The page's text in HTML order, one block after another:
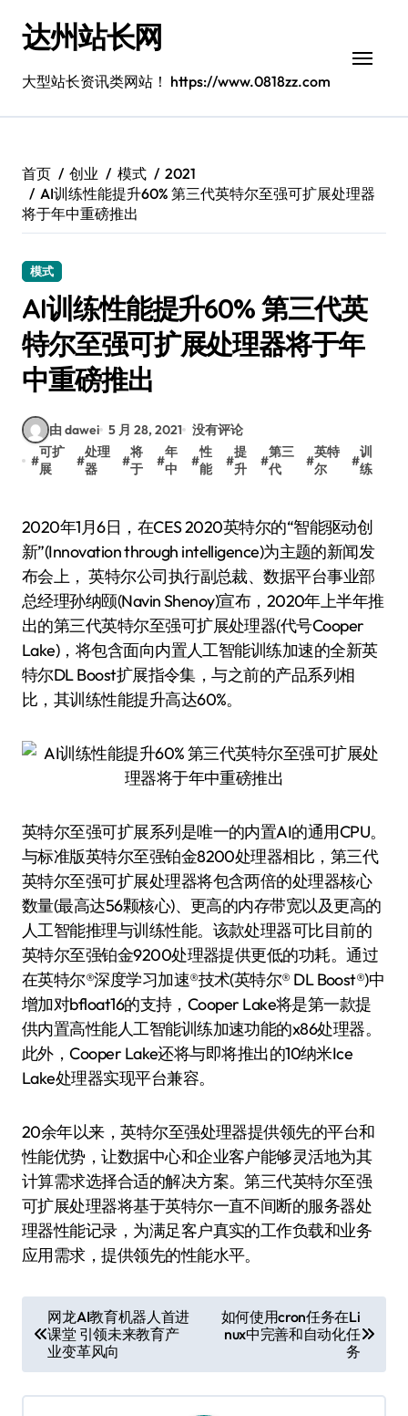
达州站长网
大型站长资讯类网站！ https://www.0818zz.com
首页 创业 模式
2021
AI训练性能提升60% 第三代英特尔至强可扩展处理器
将于年中重磅推出
模式
AI训练性能提升60% 第三代英
特尔至强可扩展处理器将于年
中重磅推出
由 dawei 5 月 28, 2021 没有评论
#
可扩
展
#
处理
器
#
将
于
#
年
中
#
性
能
#
提
升
#
第三
代
#
英特
尔
#
训
练
2020年1月6日，在CES 2020英特尔的“智能驱动创
新”(Innovation through intelligence)为主题的新闻发
布会上， 英特尔公司执行副总裁、数据平台事业部
总经理孙纳颐(Navin Shenoy)宣布，2020年上半年推
出的第三代英特尔至强可扩展处理器(代号Cooper
Lake)，将包含面向内置人工智能训练加速的全新英
特尔DL Boost扩展指令集，与之前的产品系列相
比，其训练性能提升高达60%。
英特尔至强可扩展系列是唯一的内置AI的通用CPU。
与标准版英特尔至强铂金8200处理器相比，第三代
英特尔至强可扩展处理器将包含两倍的处理器核心
数量(最高达56颗核心)、更高的内存带宽以及更高的
人工智能推理与训练性能。该款处理器可比目前的
英特尔至强铂金9200处理器提供更低的功耗。通过
在英特尔®深度学习加速®技术(英特尔® DL Boost®)中
增加对bfloat16的支持，Cooper Lake将是第一款提
供内置高性能人工智能训练加速功能的x86处理器。
此外，Cooper Lake还将与即将推出的10纳米Ice
Lake处理器实现平台兼容。
20余年以来，英特尔至强处理器提供领先的平台和
性能优势，让数据中心和企业客户能够灵活地为其
计算需求选择合适的解决方案。第三代英特尔至强
可扩展处理器将基于英特尔一直不间断的服务器处
理器性能记录，为满足客户真实的工作负载和业务
应用需求，提供领先的性能水平。
章
导
航
网龙AI教育机器人首进
课堂 引领未来教育产
业变革风向
如何使用cron任务在Li
nux中完善和自动化任
务